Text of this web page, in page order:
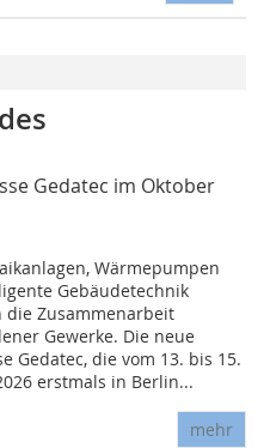
Gedatec im Oktober
Wärmepumpen
Gebäudetechnik
Zusammenarbeit
Gewerke. Die neue
Gedatec, die vom 13. bis 15.
erstmals in Berlin...
mehr